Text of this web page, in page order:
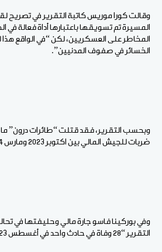
وقالت كورا موريس كاتبة التقرير في تصريح
المسيرة تم تسويقها باعتبارها أداة فعالة
المخاطر على العسكريين، لكن “في الواقع هذا
الخسائر في صفوف المدنيين”.
ضربات للجيش المالي بين اكتوبر 2023 ومارس 2024”.
وفي بوركينا فاسو جارة مالي وحليفتها في
التقرير “28 وفاة في حادث واحد في أغسطس 2023”.